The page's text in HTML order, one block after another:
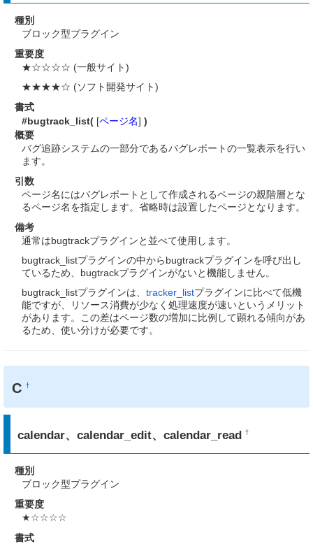
種別
ブロック型プラグイン
重要度
★☆☆☆☆ (一般サイト)
★★★★☆ (ソフト開発サイト)
書式
#bugtrack_list( [ページ名] )
概要
バグ追跡システムの一部分であるバグレポートの一覧表示を行い
ます。
引数
ページ名にはバグレポートとして作成されるページの親階層とな
るページ名を指定します。省略時は設置したページとなります。
備考
通常はbugtrackプラグインと並べて使用します。
bugtrack_listプラグインの中からbugtrackプラグインを呼び出し
ているため、bugtrackプラグインがないと機能しません。
bugtrack_listプラグインは、 tracker_listプラグインに比べて低機
能ですが、リソース消費が少なく処理速度が速いというメリット
があります。この差はページ数の増加に比例して顕れる傾向があ
るため、使い分けが必要です。
C†
calendar、calendar_edit、calendar_read†
種別
ブロック型プラグイン
重要度
★☆☆☆☆
書式